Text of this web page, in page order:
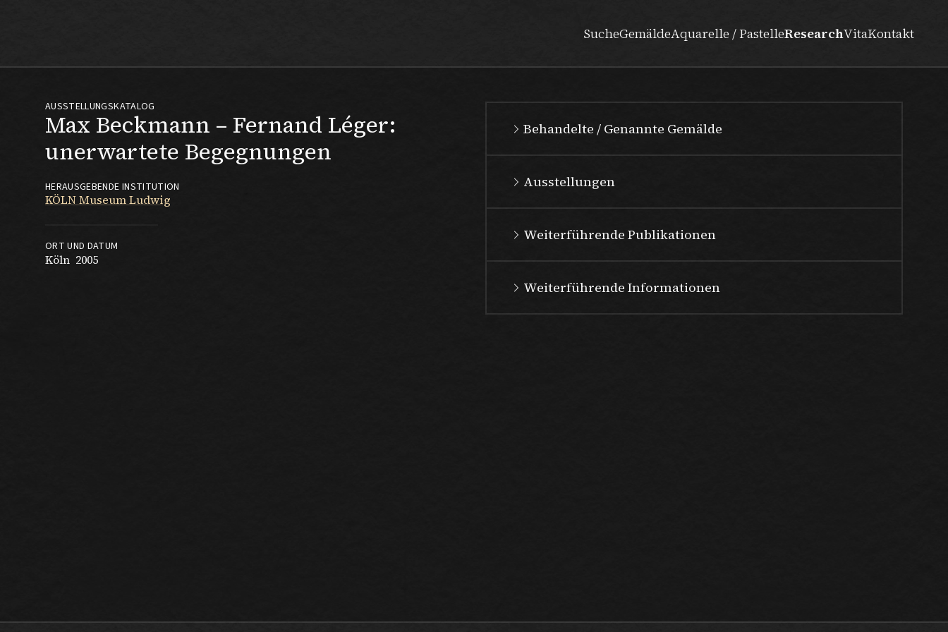
SucheGemäldeAquarelle / PastelleResearchVitaKontakt
Max Beckmann – Fernand Léger:
unerwartete Begegnungen
AUSSTELLUNGSKATALOG
HERAUSGEBENDE INSTITUTION
KÖLN Museum Ludwig
ORT UND DATUM
Köln 2005
Behandelte / Genannte Gemälde
Ausstellungen
Weiterführende Publikationen
Weiterführende Informationen